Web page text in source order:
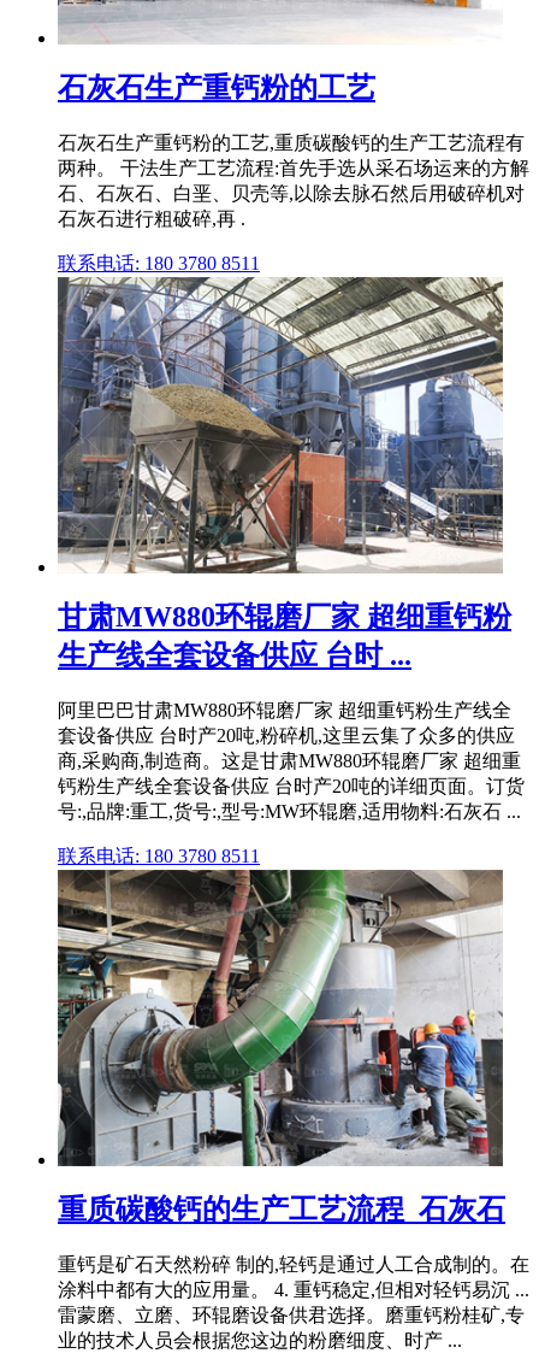
石灰石生产重钙粉的工艺
石灰石生产重钙粉的工艺,重质碳酸钙的生产工艺流程有
两种。 干法生产工艺流程:首先手选从采石场运来的方解
石、石灰石、白垩、贝壳等,以除去脉石然后用破碎机对
石灰石进行粗破碎,再 .
联系电话: 180 3780 8511
甘肃MW880环辊磨厂家 超细重钙粉
生产线全套设备供应 台时 ...
阿里巴巴甘肃MW880环辊磨厂家 超细重钙粉生产线全
套设备供应 台时产20吨,粉碎机,这里云集了众多的供应
商,采购商,制造商。这是甘肃MW880环辊磨厂家 超细重
钙粉生产线全套设备供应 台时产20吨的详细页面。订货
号:,品牌:重工,货号:,型号:MW环辊磨,适用物料:石灰石 ...
联系电话: 180 3780 8511
重质碳酸钙的生产工艺流程_石灰石
重钙是矿石天然粉碎 制的,轻钙是通过人工合成制的。在
涂料中都有大的应用量。 4. 重钙稳定,但相对轻钙易沉 ...
雷蒙磨、立磨、环辊磨设备供君选择。磨重钙粉桂矿,专
业的技术人员会根据您这边的粉磨细度、时产 ...